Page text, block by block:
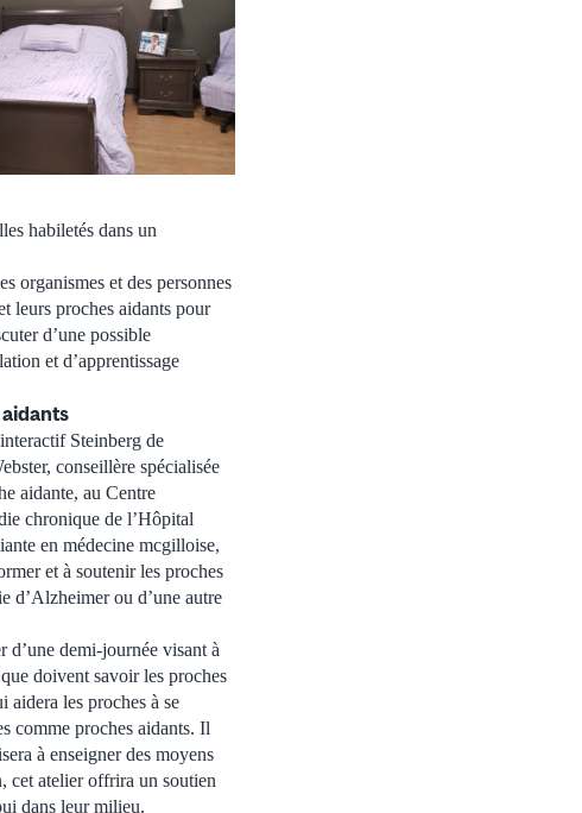
habiletés dans un
organismes et des personnes
leurs proches aidants pour
d’une possible
et d’apprentissage
Steinberg de
conseillère spécialisée
aidante, au Centre
chronique de l’Hôpital
en médecine mcgilloise,
et à soutenir les proches
d’Alzheimer ou d’une autre
d’une demi-journée visant à
doivent savoir les proches
aidera les proches à se
comme proches aidants. Il
à enseigner des moyens
cet atelier offrira un soutien
dans leur milieu.